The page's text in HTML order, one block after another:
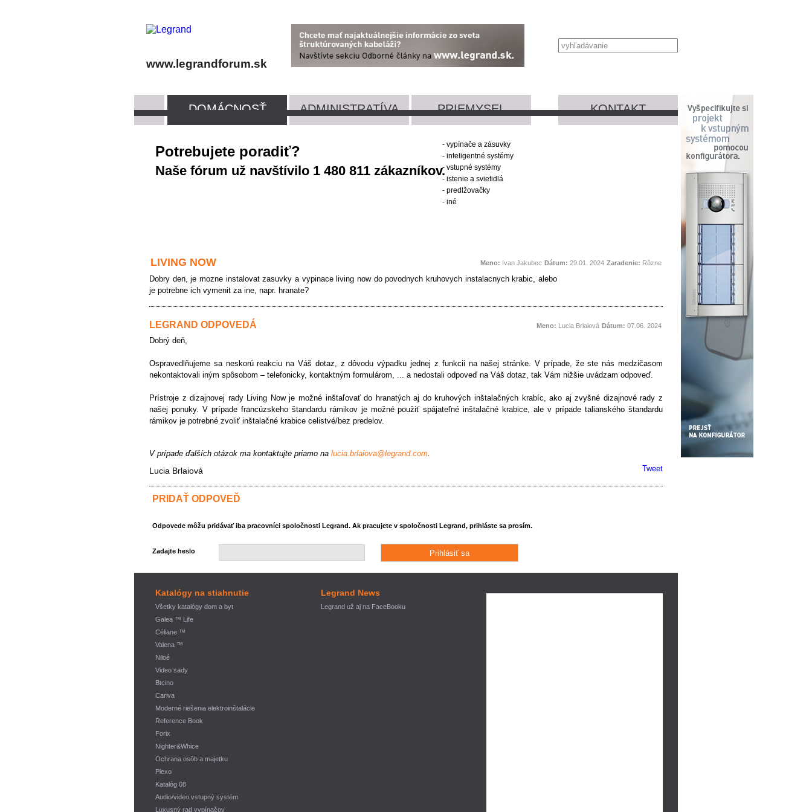
www.legrandforum.sk
DOMÁCNOSŤ ADMINISTRATÍVA PRIEMYSEL KONTAKT
Potrebujete poradiť?
Naše fórum už navštívilo 1 480 811 zákazníkov.
- vypínače a zásuvky
- inteligentné systémy
- vstupné systémy
- istenie a svietidlá
- predlžovačky
- iné
LIVING NOW Meno: Ivan Jakubec Dátum: 29.01. 2024 Zaradenie: Rôzne
Dobry den, je mozne instalovat zasuvky a vypinace living now do povodnych kruhovych instalacnych krabic, alebo
je potrebne ich vymenit za ine, napr. hranate?
LEGRAND ODPOVEDÁ Meno: Lucia Brlaiová Dátum: 07.06. 2024
Dobrý deň,
Ospravedlňujeme sa neskorú reakciu na Váš dotaz, z dôvodu výpadku jednej z funkcii na našej stránke. V prípade, že ste nás medzičasom
nekontaktovali iným spôsobom – telefonicky, kontaktným formulárom, ... a nedostali odpoveď na Váš dotaz, tak Vám nižšie uvádzam odpoveď.
Prístroje z dizajnovej rady Living Now je možné inštaľovať do hranatých aj do kruhových inštalačných krabíc, ako aj zvyšné dizajnové rady z
našej ponuky. V prípade francúzskeho štandardu rámikov je možné použiť spájateľné inštalačné krabice, ale v prípade talianského štandardu
rámikov je potrebné zvoliť inštalačné krabice celistvé/bez predelov.
V prípade ďalších otázok ma kontaktujte priamo na lucia.brlaiova@legrand.com.
Lucia Brlaiová Tweet
PRIDAŤ ODPOVEĎ
Odpovede môžu pridávať iba pracovníci spoločnosti Legrand. Ak pracujete v spoločnosti Legrand, prihláste sa prosím.
Zadajte heslo
Katalógy na stiahnutie
Všetky katalógy dom a byt
Galea ™ Life
Céliane ™
Valena ™
Niloé
Video sady
Btcino
Cariva
Moderné riešenia elektroinštalácie
Reference Book
Forix
Nighter&Whice
Ochrana osôb a majetku
Plexo
Katalóg 08
Audio/video vstupný systém
Luxusný rad vypínačov
Legrand News
Legrand už aj na FaceBooku